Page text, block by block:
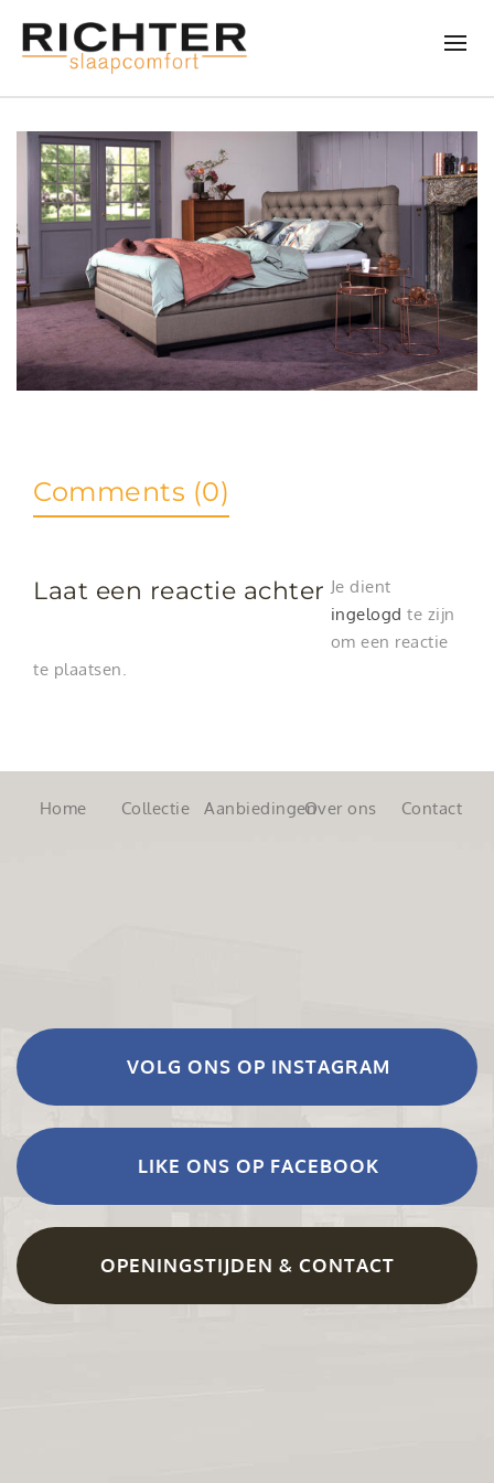
Comments (0)
Laat een reactie achter Je dient
ingelogd te zijn
om een reactie
te plaatsen.
Home Collectie AanbiedingenOver ons Contact
VOLG ONS OP INSTAGRAM
LIKE ONS OP FACEBOOK
OPENINGSTIJDEN & CONTACT